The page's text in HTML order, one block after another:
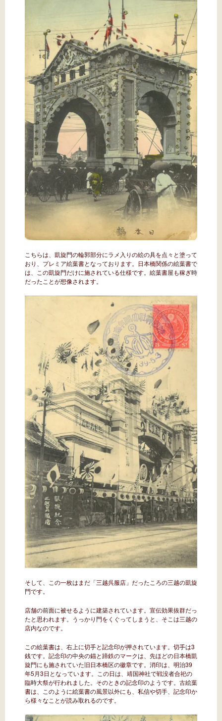
こちらは、凱旋門の輪郭部分にラメ入りの絵の具を点々と塗って
おり、プレミア絵葉書となっております。日本橋関係の絵葉書で
は、この凱旋門だけに施されている仕様です。絵葉書屋も稼ぎ時
だったことが想像されます。
そして、この一枚はまだ「三越呉服店」だったころの三越の凱旋
門です。
店舗の前面に被せるように建築されています。宣伝効果抜群だっ
たと思われます。うっかり門をくぐってしまうと、そこは三越の
店内なのです。
この絵葉書は、右上に切手と記念印が押されています。切手は3
銭です。記念印の中央の錨と蹄鉄のマークは、先ほどの日本橋凱
旋門にも施されていた旧日本橋区の徽章です。消印は、明治39
年5月3日となっています。この日は、靖国神社で戦没者合祀の
臨時大祭が行われました。そのときの記念印のようです。古絵葉
書は、このように絵葉書の風景以外にも、私信や切手、記念印か
ら様々なことが読み取れるのです。